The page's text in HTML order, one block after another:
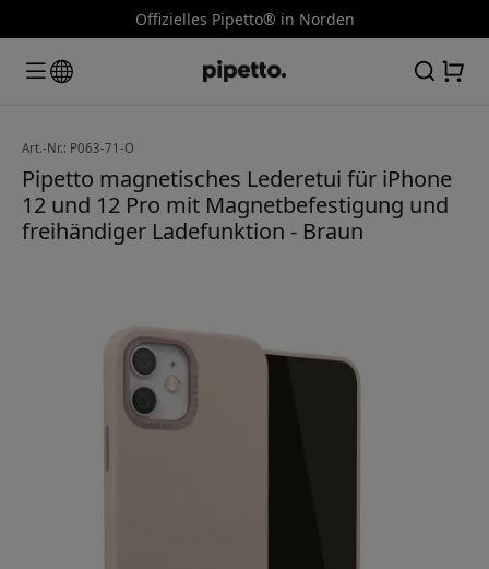
Offizielles Pipetto® in Norden
Art.-Nr.: P063-71-O
Pipetto magnetisches Lederetui für iPhone
12 und 12 Pro mit Magnetbefestigung und
freihändiger Ladefunktion - Braun